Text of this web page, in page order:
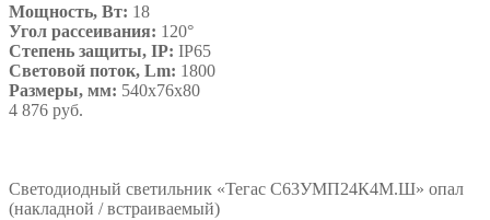
Мощность, Вт: 18
Угол рассеивания: 120°
Степень защиты, IP: IP65
Световой поток, Lm: 1800
Размеры, мм: 540х76х80
4 876 руб.
Светодиодный светильник «Тегас С63УМП24К4М.Ш» опал
(накладной / встраиваемый)